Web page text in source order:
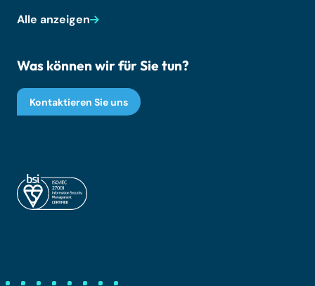
Alle anzeigen
Was können wir für Sie tun?
Kontaktieren Sie uns